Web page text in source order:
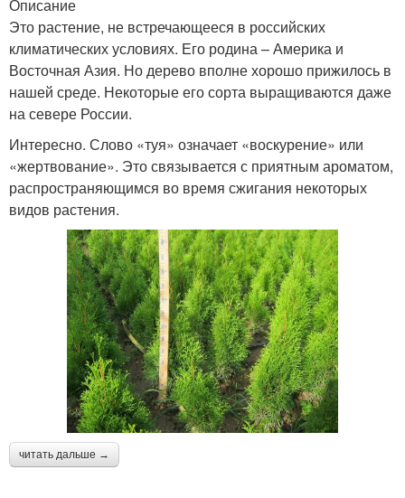
Описание
Это растение, не встречающееся в российских
климатических условиях. Его родина – Америка и
Восточная Азия. Но дерево вполне хорошо прижилось в
нашей среде. Некоторые его сорта выращиваются даже
на севере России.
Интересно. Слово «туя» означает «воскурение» или
«жертвование». Это связывается с приятным ароматом,
распространяющимся во время сжигания некоторых
видов растения.
читать дальше →